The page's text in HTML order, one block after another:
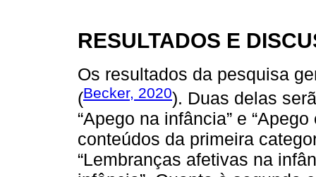
RESULTADOS E
Os resultados da pesquisa
(Becker, 2020). Duas delas
“Apego na infância” e
conteúdos da primeira
“Lembranças afetivas na